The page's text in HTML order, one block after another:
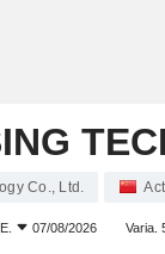
Co., Ltd.
07/08/2026 Varia.